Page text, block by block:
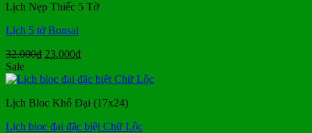
190.000₫.
Lịch Nẹp Thiếc 5 Tờ
Lịch 5 tờ Bonsai
32.000₫ Giá
là:
23.000₫Giá
tại
23.000₫.
Sale
Lịch Bloc Khổ Đại (17x24)
Lịch bloc đại đặc biệt Chữ Lộc